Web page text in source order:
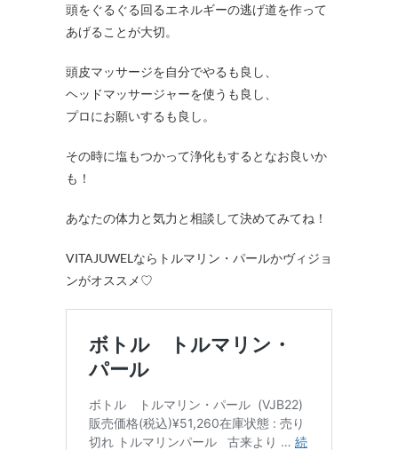
頭をぐるぐる回るエネルギーの逃げ道を作って
あげることが大切。
頭皮マッサージを自分でやるも良し、
ヘッドマッサージャーを使うも良し、
プロにお願いするも良し。
その時に塩もつかって浄化もするとなお良いか
も！
あなたの体力と気力と相談して決めてみてね！
VITAJUWELならトルマリン・パールかヴィジョ
ンがオススメ♡